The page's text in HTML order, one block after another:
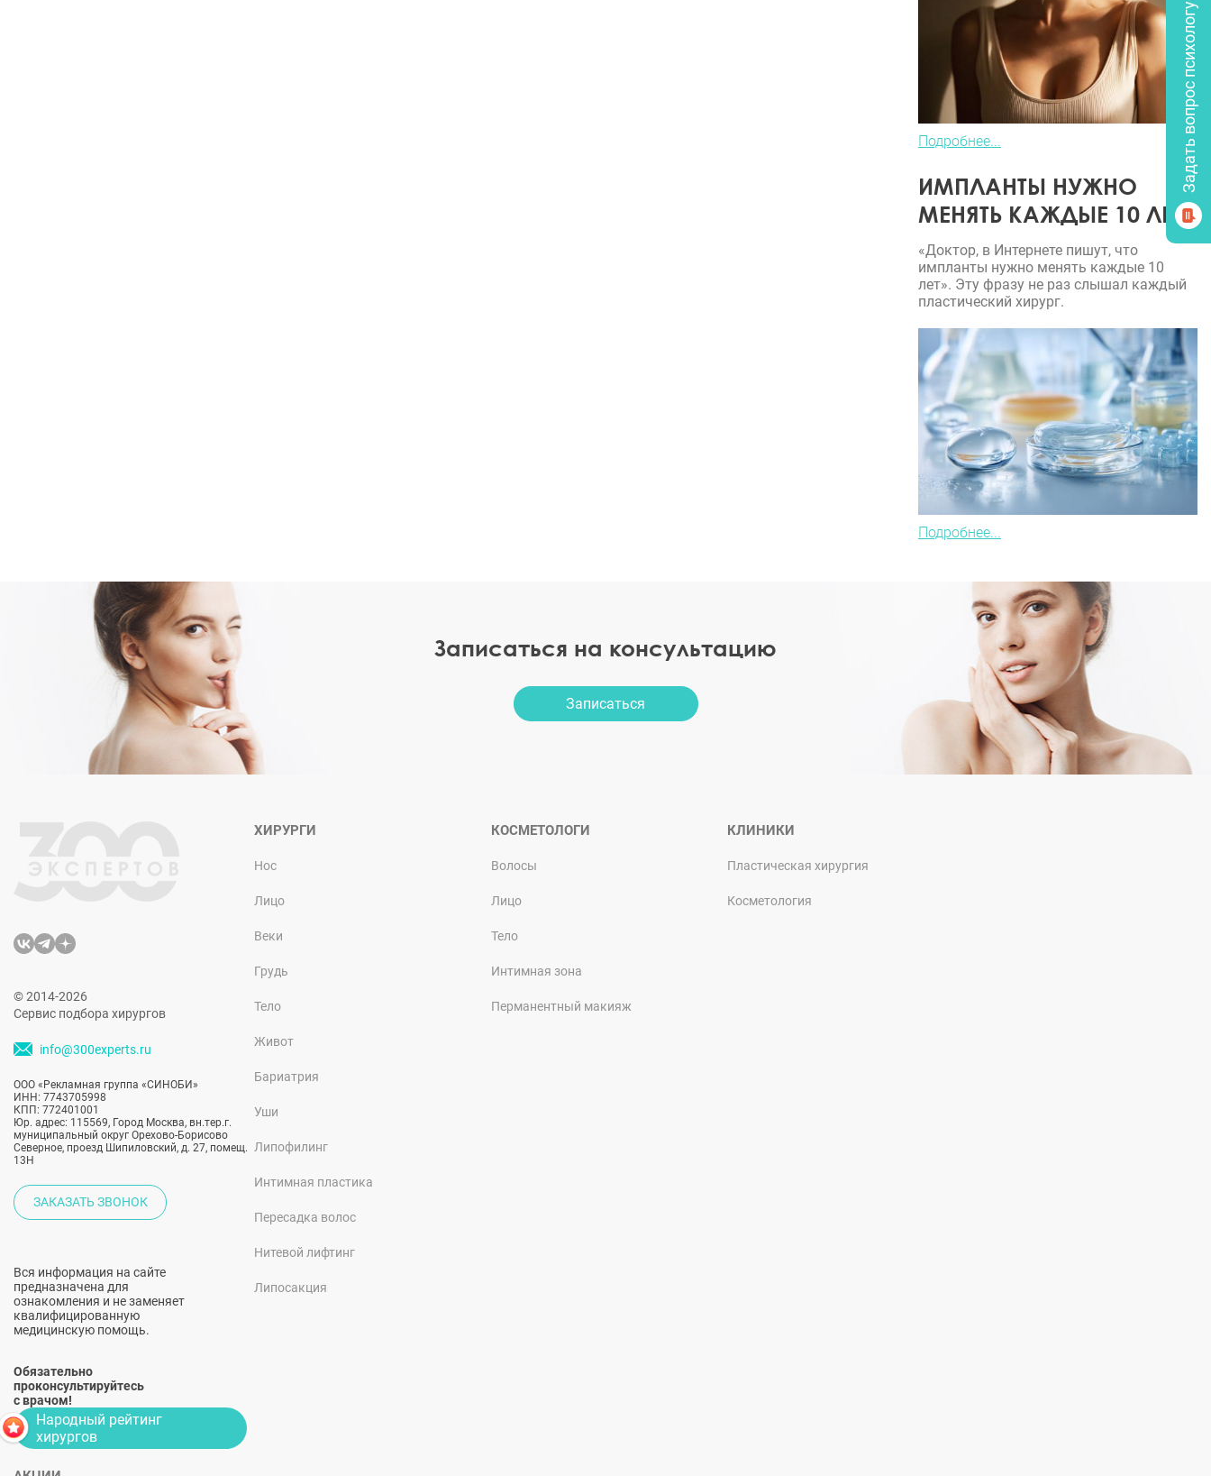
Подробнее...
ИМПЛАНТЫ НУЖНО
МЕНЯТЬ КАЖДЫЕ 10 ЛЕТ?
«Доктор, в Интернете пишут, что
импланты нужно менять каждые 10
лет». Эту фразу не раз слышал каждый
пластический хирург.
Подробнее...
Записаться на консультацию
Записаться
© 2014-2026
Сервис подбора хирургов
info@300experts.ru
ООО «Рекламная группа «СИНОБИ»
ИНН: 7743705998
КПП: 772401001
Юр. адрес: 115569, Город Москва, вн.тер.г.
муниципальный округ Орехово-Борисово
Северное, проезд Шипиловский, д. 27, помещ.
13Н
ЗАКАЗАТЬ ЗВОНОК
Вся информация на сайте
предназначена для
ознакомления и не заменяет
квалифицированную
медицинскую помощь.
Обязательно
проконсультируйтесь
с врачом!
ХИРУРГИ
Нос
Лицо
Веки
Грудь
Тело
Живот
Бариатрия
Уши
Липофилинг
Интимная пластика
Пересадка волос
Нитевой лифтинг
Липосакция
КОСМЕТОЛОГИ
Волосы
Лицо
Тело
Интимная зона
Перманентный макияж
КЛИНИКИ
Пластическая хирургия
Косметология
Народный рейтинг
хирургов
Задать вопрос психологу